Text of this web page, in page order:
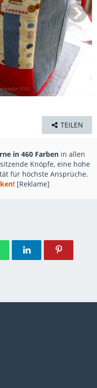
TEILEN
in 460 Farben in allen
Knöpfe, eine hohe
für höchste Ansprüche.
[Reklame]